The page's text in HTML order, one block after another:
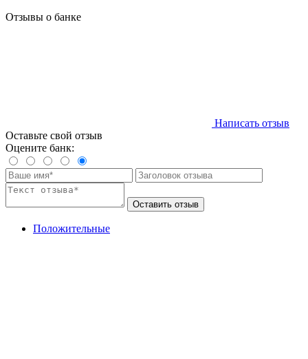
Отзывы о банке
Написать отзыв
Оставьте свой отзыв
Оцените банк:
Оставить отзыв
Положительные